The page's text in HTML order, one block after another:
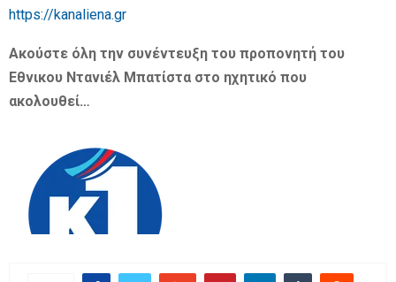
https://kanaliena.gr
Ακούστε όλη την συνέντευξη του προπονητή του
Εθνικου Ντανιέλ Μπατίστα στο ηχητικό που
ακολουθεί…